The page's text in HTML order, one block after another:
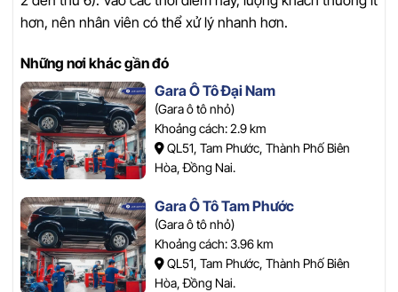
hơn, nên nhân viên có thể xử lý nhanh hơn.
Những nơi khác gần đó
Gara Ô Tô Đại Nam
(Gara ô tô nhỏ)
Khoảng cách: 2.9 km
QL51, Tam Phước, Thành Phố Biên
Hòa, Đồng Nai.
Gara Ô Tô Tam Phước
(Gara ô tô nhỏ)
Khoảng cách: 3.96 km
QL51, Tam Phước, Thành Phố Biên
Hòa, Đồng Nai.